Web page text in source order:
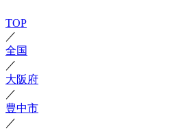
TOP
／
全国
／
大阪府
／
豊中市
／